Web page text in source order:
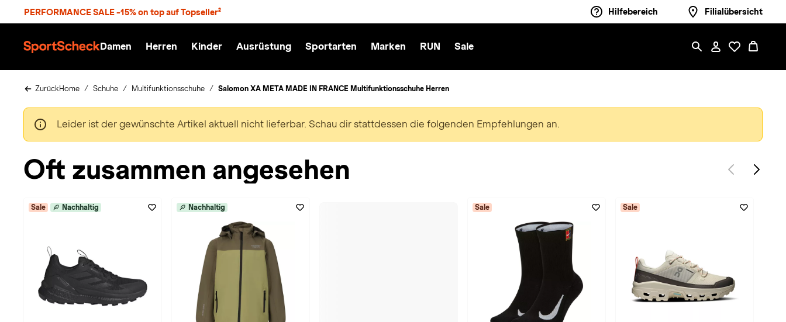
PERFORMANCE SALE -15% on top auf Topseller² Hilfebereich Filialübersicht
S
e
Damen Herren Kinder Ausrüstung Sportarten Marken RUN Sale
ZurückHome Schuhe Multifunktionsschuhe Salomon XA META MADE IN FRANCE Multifunktionsschuhe Herren
Leider ist der gewünschte Artikel aktuell nicht lieferbar. Schau dir stattdessen die folgenden Empfehlungen an.
Oft zusammen angesehen
Sale Nachhaltig Nachhaltig Sale Sale